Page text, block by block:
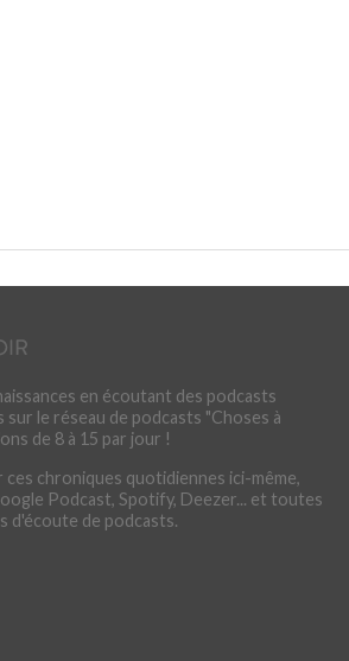
en écoutant des podcasts
le réseau de podcasts "Choses à
de 8 à 15 par jour !
chroniques quotidiennes ici-même,
Podcast, Spotify, Deezer... et toutes
d'écoute de podcasts.